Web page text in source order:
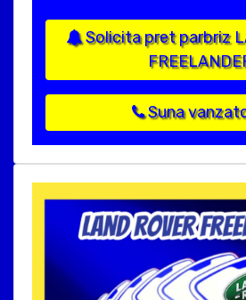
Solicita pret parbriz
Suna